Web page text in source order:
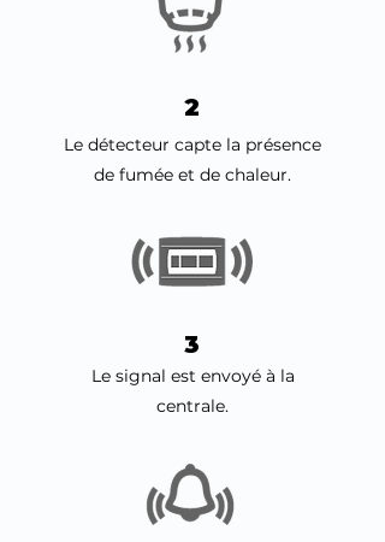
2
Le détecteur capte la présence
de fumée et de chaleur.
3
Le signal est envoyé à la
centrale.